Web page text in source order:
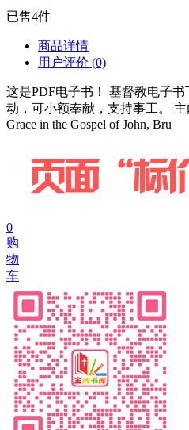
已售4件
商品详情
用户评价 (0)
这是PDF电子书！ 基督教电子
动，可小额奉献，支持事工。
Grace in the Gospel of John, Bru
0
购
物
车